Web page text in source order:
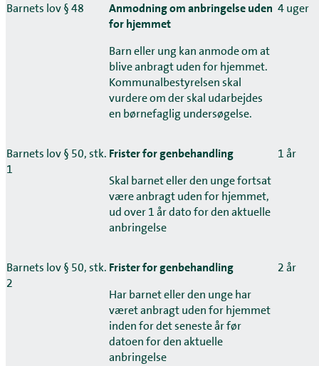
Barnets lov § 48
Anmodning om anbringelse uden
for hjemmet
Barn eller ung kan anmode om at
blive anbragt uden for hjemmet.
Kommunalbestyrelsen skal
vurdere om der skal udarbejdes
en børnefaglig undersøgelse.
4 uger
Barnets lov § 50, stk.
1
Frister for genbehandling
Skal barnet eller den unge fortsat
være anbragt uden for hjemmet,
ud over 1 år dato for den aktuelle
anbringelse
1 år
Barnets lov § 50, stk.
2
Frister for genbehandling
Har barnet eller den unge har
været anbragt uden for hjemmet
inden for det seneste år før
datoen for den aktuelle
anbringelse
2 år